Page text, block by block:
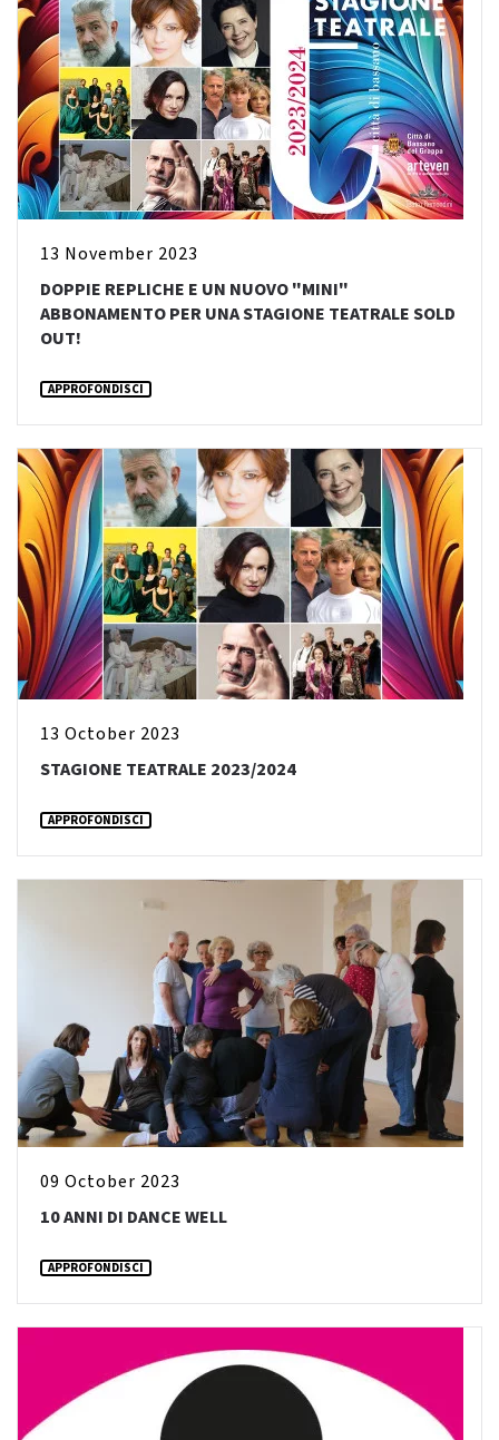
13 November 2023
DOPPIE REPLICHE E UN NUOVO "MINI"
ABBONAMENTO PER UNA STAGIONE TEATRALE SOLD
OUT!
APPROFONDISCI
13 October 2023
STAGIONE TEATRALE 2023/2024
APPROFONDISCI
09 October 2023
10 ANNI DI DANCE WELL
APPROFONDISCI